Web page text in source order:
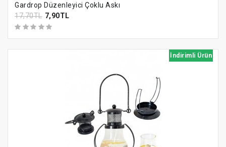
Gardrop Düzenleyici Çoklu Askı
17,70TL 7,90TL
İndirimli Ürün